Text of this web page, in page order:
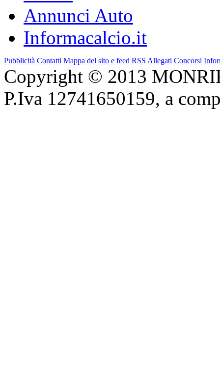
Annunci Auto
Informacalcio.it
Pubblicità Contatti Mappa del sito e feed RSS Allegati Concorsi
Copyright © 2013
P.Iva 12741650159, a